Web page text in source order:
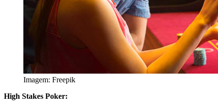
Imagem: Freepik
High Stakes Poker: